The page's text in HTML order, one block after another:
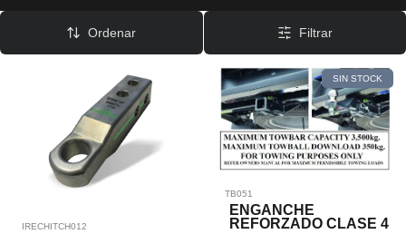
Enganches
Ordenar Filtrar
IRECHITCH012
SIN STOCK
TB051
ENGANCHE
REFORZADO CLASE 4